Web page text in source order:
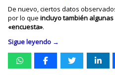
De nuevo, ciertos datos
por lo queincluyo también
«encuesta».
Sigue leyendo →